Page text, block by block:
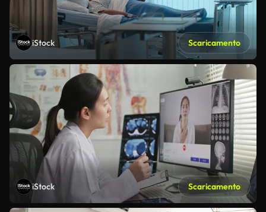
iStock Scaricamento
iStock Scaricamento